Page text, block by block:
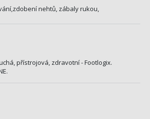
nehtů, zábaly rukou,
přístrojová, zdravotní - Footlogix.